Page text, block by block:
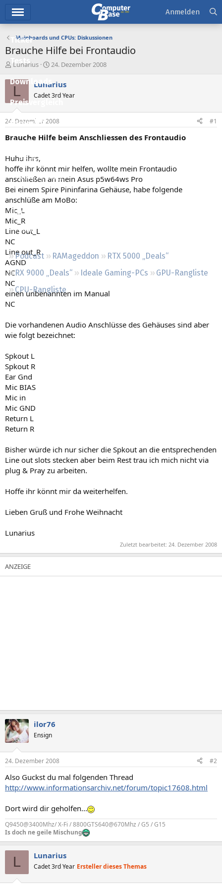
Ticker
Tests
Downloads
Preisvergleich
Forum
Aktuelles
Empfohlene Inhalte
Neue Beiträge
Neueste Aktivitäten
Leserartikel
Regeln
Podcast RAMageddon
RTX 5000 „Deals“
RX 9000 „Deals“
Ideale Gaming-PCs
GPU-Rangliste
CPU-Rangliste
Anmelden
Mainboards und CPUs: Diskussionen
Brauche Hilfe bei Frontaudio
E
s
e
e
r
Lunarius
E
s
e
l
t
a
24. Dezember 2008
L Lunarius
Cadet 3rd Year
24. Dezember 2008 #1
Brauche Hilfe beim Anschliessen des Frontaudio
Huhu ihrs,
hoffe ihr könnt mir helfen, wollte mein Frontaudio
anschließen an mein Asus p5w64ws Pro
Bei einem Spire Pininfarina Gehäuse, habe folgende
anschlüße am MoBo:
Mic_L
Mic_R
Line out_L
NC
Line out_R
AGND
NC
NC
einen unbenannten im Manual
NC
Die vorhandenen Audio Anschlüsse des Gehäuses sind aber
wie folgt bezeichnet:
Spkout L
Spkout R
Ear Gnd
Mic BIAS
Mic in
Mic GND
Return L
Return R
Bisher würde ich nur sicher die Spkout an die entsprechenden
Line out slots stecken aber beim Rest trau ich mich nicht via
plug & Pray zu arbeiten.
Hoffe ihr könnt mir da weiterhelfen.
Lieben Gruß und Frohe Weihnacht
Lunarius
Zuletzt bearbeitet: 24. Dezember 2008
ilor76
Ensign
24. Dezember 2008 #2
Also Guckst du mal folgenden Thread
http://www.informationsarchiv.net/forum/topic17608.html
Dort wird dir geholfen...
Q9450@3400Mhz/ X-Fi / 8800GTS640@670Mhz / G5 / G15
Is doch ne geile Mischung
L Lunarius
Cadet 3rd Year Ersteller dieses Themas